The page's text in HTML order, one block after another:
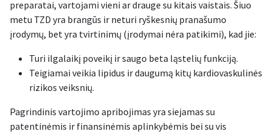
preparatai, vartojami vieni ar drauge su kitais vaistais. Šiuo
metu TZD yra brangūs ir neturi ryškesnių pranašumo
įrodymų, bet yra tvirtinimų (įrodymai nėra patikimi), kad jie:
Turi ilgalaikį poveikį ir saugo beta ląstelių funkciją.
Teigiamai veikia lipidus ir daugumą kitų kardiovaskulinės
rizikos veiksnių.
Pagrindinis vartojimo apribojimas yra siejamas su
patentinėmis ir finansinėmis aplinkybėmis bei su vis